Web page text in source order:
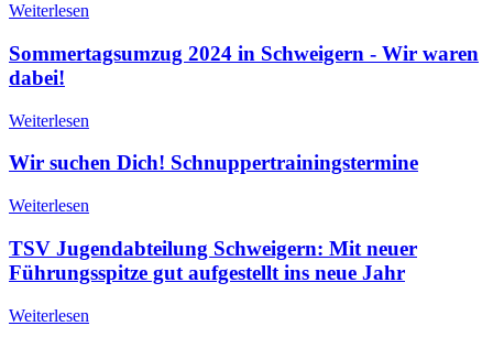
Weiterlesen
Sommertagsumzug 2024 in Schweigern - Wir waren
dabei!
Weiterlesen
Wir suchen Dich! Schnuppertrainingstermine
Weiterlesen
TSV Jugendabteilung Schweigern: Mit neuer
Führungsspitze gut aufgestellt ins neue Jahr
Weiterlesen